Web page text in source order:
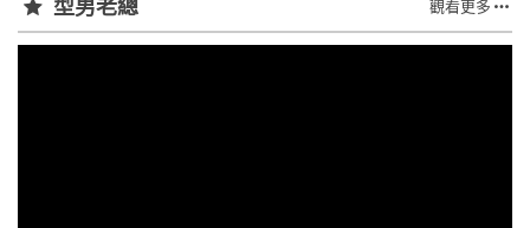
型男老總 觀看更多